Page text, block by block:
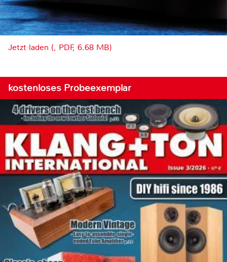
Jetzt laden (, PDF, 6.68 MB)
kostenloses Probeexemplar